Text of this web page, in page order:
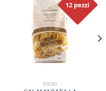
12 pezzi
FOOD